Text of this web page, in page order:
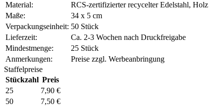
Material:
RCS-zertifizierter recycelter Edelstahl, Holz
Maße:
34 x 5 cm
Verpackungseinheit: 50 Stück
Lieferzeit:
Ca. 2-3 Wochen nach Druckfreigabe
Mindestmenge:
25 Stück
Anmerkungen:
Preise zzgl. Werbeanbringung
Staffelpreise
Stückzahl Preis
25
7,90 €
50
7,50 €